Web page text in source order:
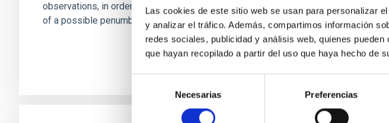
Las cookies de este sitio web se usan para personalizar
y analizar el tráfico. Además, compartimos información
redes sociales, publicidad y análisis web, quienes
que hayan recopilado a partir del uso que haya hecho de
consentimiento
Necesarias Preferencias
observations, in order to address the question
of a possible penumbral...